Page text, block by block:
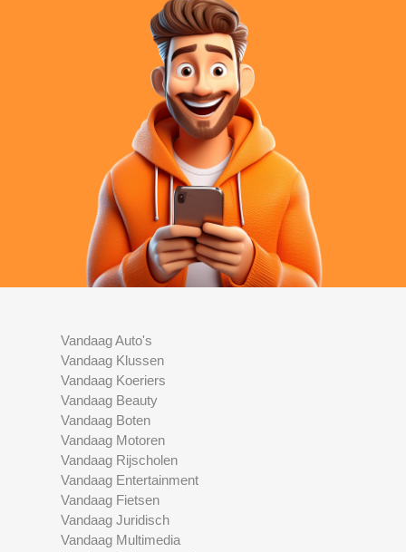
Vandaag Auto's
Vandaag Klussen
Vandaag Koeriers
Vandaag Beauty
Vandaag Boten
Vandaag Motoren
Vandaag Rijscholen
Vandaag Entertainment
Vandaag Fietsen
Vandaag Juridisch
Vandaag Multimedia